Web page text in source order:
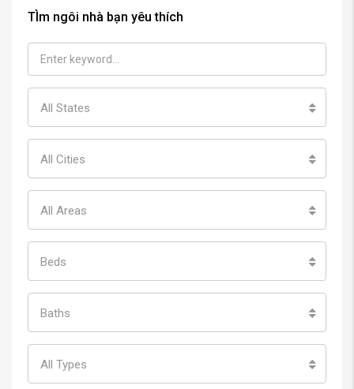
TÌm ngôi nhà bạn yêu thích
All States
All Cities
All Areas
Beds
Baths
All Types